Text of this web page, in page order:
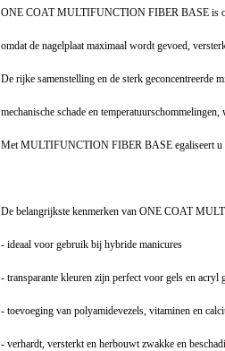
ONE COAT MULTIFUNCTION FIBER BASE is
omdat de nagelplaat maximaal wordt gevoed,
De rijke samenstelling en de sterk geconcentreerde
mechanische schade en
Met MULTIFUNCTION FIBER BASE egaliseert u
De belangrijkste kenmerken van ONE COAT
- ideaal voor gebruik bij hybride manicures
- transparante kleuren zijn perfect voor gels en acryl
- toevoeging van polyamidevezels, vitaminen en
- verhardt, versterkt en herbouwt zwakke en